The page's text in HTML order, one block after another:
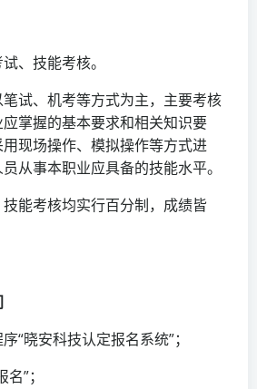
技能考核。
、机考等方式为主，主要考核
掌握的基本要求和相关知识要
现场操作、模拟操作等方式进
从事本职业应具备的技能水平。
考核均实行百分制，成绩皆
“晓安科技认定报名系统”；
”；